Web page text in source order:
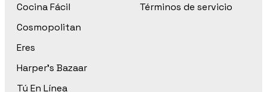
Cocina Fácil
Cosmopolitan
Eres
Harper’s Bazaar
Tú En Línea
Términos de servicio